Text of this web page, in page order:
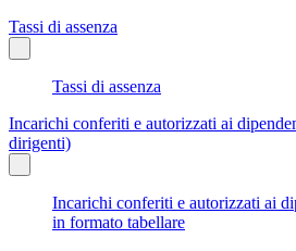
Tassi di assenza
Tassi di assenza
Incarichi conferiti e autorizzati ai
dirigenti)
Incarichi conferiti e autorizzati ai
in formato tabellare